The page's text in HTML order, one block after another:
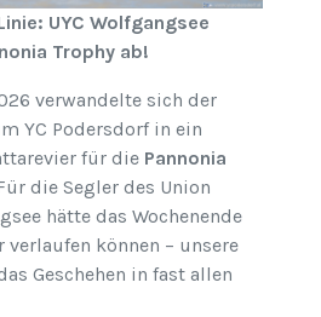
UYC Wolfgangsee
Trophy ab!
verwandelte sich der
YC Podersdorf in ein
für die Pannonia
die Segler des Union
hätte das Wochenende
können – unsere
Geschehen in fast allen